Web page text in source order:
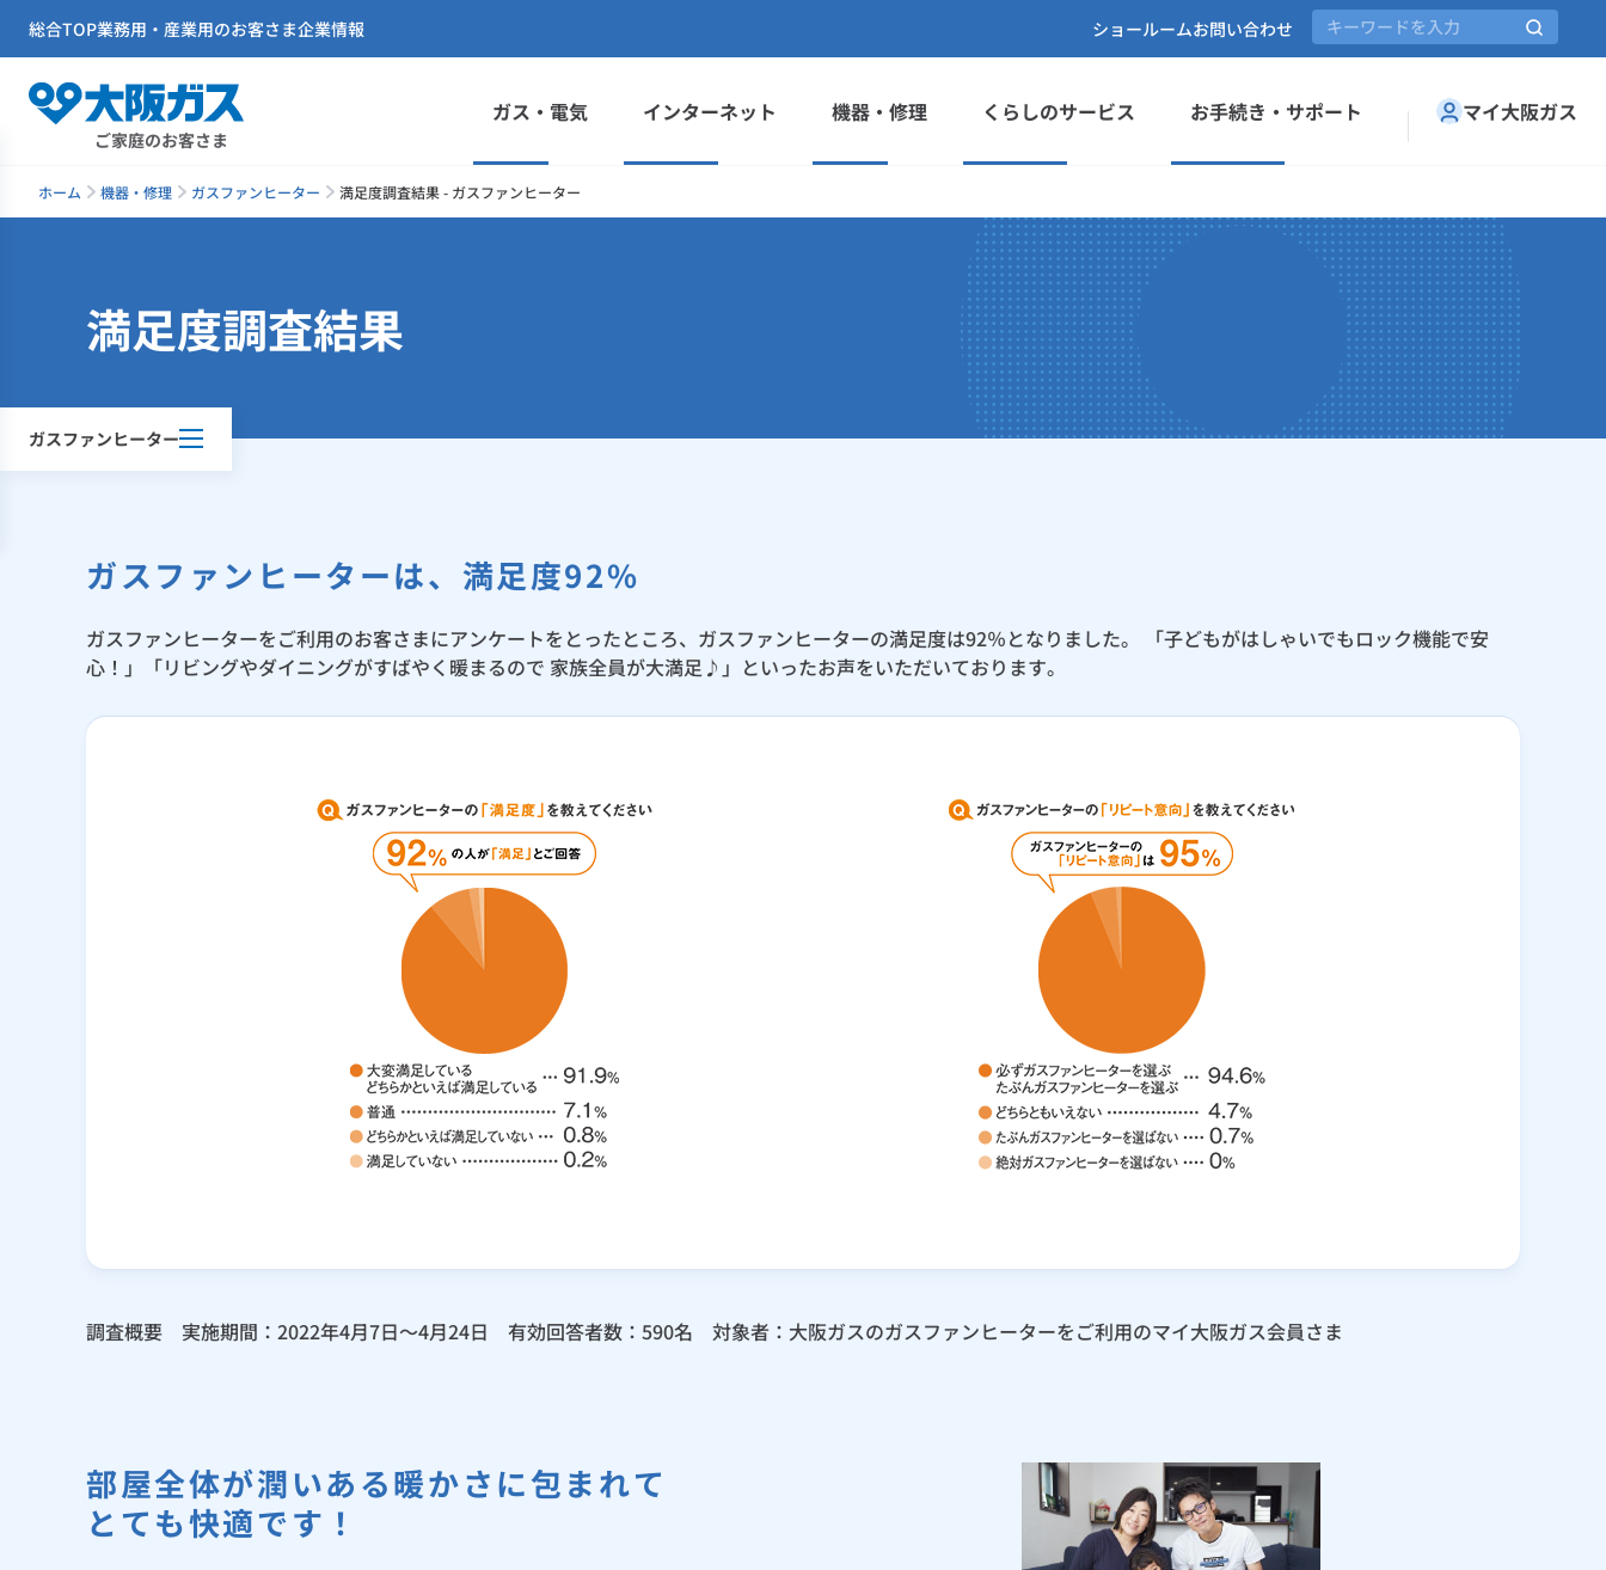
ご家庭のお客さま
ガス・電気 インターネット 機器・修理 くらしのサービス お手続き・サポート マイ大阪ガス
総合TOP業務用・産業用のお客さま企業情報 ショールームお問い合わせ
ホーム 機器・修理 ガスファンヒーター 満足度調査結果 - ガスファンヒーター
ガスファンヒーター
満足度調査結果
ガスファンヒーターは、満足度92%
ガスファンヒーターをご利用のお客さまにアンケートをとったところ、ガスファンヒーターの満足度は92％となりました。 「子どもがはしゃいでもロック機能で安
心！」「リビングやダイニングがすばやく暖まるので 家族全員が大満足♪」といったお声をいただいております。
調査概要 実施期間：2022年4月7日～4月24日 有効回答者数：590名 対象者：大阪ガスのガスファンヒーターをご利用のマイ大阪ガス会員さま
部屋全体が潤いある暖かさに包まれて
とても快適です！